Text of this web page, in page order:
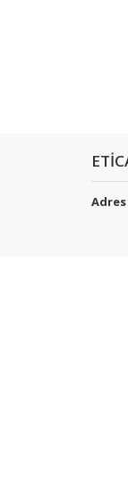
Adres